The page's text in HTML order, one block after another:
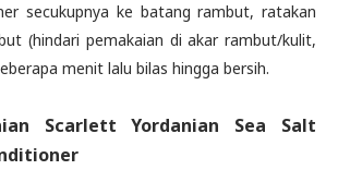
secukupnya ke batang rambut, ratakan
(hindari pemakaian di akar rambut/kulit,
menit lalu bilas hingga bersih.
Scarlett Yordanian Sea Salt